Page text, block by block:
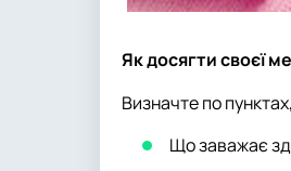
Як досягти своєї
Визначте по
Що заважає